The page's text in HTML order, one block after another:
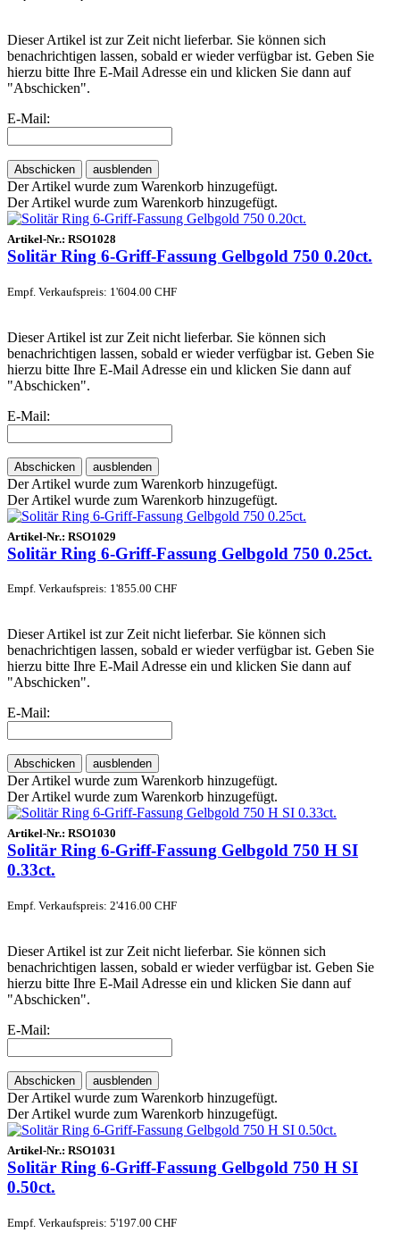
Dieser Artikel ist zur Zeit nicht lieferbar. Sie können sich
benachrichtigen lassen, sobald er wieder verfügbar ist. Geben Sie
hierzu bitte Ihre E-Mail Adresse ein und klicken Sie dann auf
"Abschicken".
E-Mail:
Abschicken ausblenden
Der Artikel wurde zum Warenkorb hinzugefügt.
Der Artikel wurde zum Warenkorb hinzugefügt.
Artikel-Nr.: RSO1028
Solitär Ring 6-Griff-Fassung Gelbgold 750 0.20ct.
Empf. Verkaufspreis: 1'604.00 CHF
Dieser Artikel ist zur Zeit nicht lieferbar. Sie können sich
benachrichtigen lassen, sobald er wieder verfügbar ist. Geben Sie
hierzu bitte Ihre E-Mail Adresse ein und klicken Sie dann auf
"Abschicken".
E-Mail:
Abschicken ausblenden
Der Artikel wurde zum Warenkorb hinzugefügt.
Der Artikel wurde zum Warenkorb hinzugefügt.
Artikel-Nr.: RSO1029
Solitär Ring 6-Griff-Fassung Gelbgold 750 0.25ct.
Empf. Verkaufspreis: 1'855.00 CHF
Dieser Artikel ist zur Zeit nicht lieferbar. Sie können sich
benachrichtigen lassen, sobald er wieder verfügbar ist. Geben Sie
hierzu bitte Ihre E-Mail Adresse ein und klicken Sie dann auf
"Abschicken".
E-Mail:
Abschicken ausblenden
Der Artikel wurde zum Warenkorb hinzugefügt.
Der Artikel wurde zum Warenkorb hinzugefügt.
Artikel-Nr.: RSO1030
Solitär Ring 6-Griff-Fassung Gelbgold 750 H SI
0.33ct.
Empf. Verkaufspreis: 2'416.00 CHF
Dieser Artikel ist zur Zeit nicht lieferbar. Sie können sich
benachrichtigen lassen, sobald er wieder verfügbar ist. Geben Sie
hierzu bitte Ihre E-Mail Adresse ein und klicken Sie dann auf
"Abschicken".
E-Mail:
Abschicken ausblenden
Der Artikel wurde zum Warenkorb hinzugefügt.
Der Artikel wurde zum Warenkorb hinzugefügt.
Artikel-Nr.: RSO1031
Solitär Ring 6-Griff-Fassung Gelbgold 750 H SI
0.50ct.
Empf. Verkaufspreis: 5'197.00 CHF